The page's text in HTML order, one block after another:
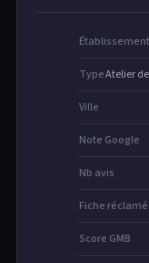
Établissement
TypeAtelier
Ville
Note Google
Nb avis
Fiche
Score GMB